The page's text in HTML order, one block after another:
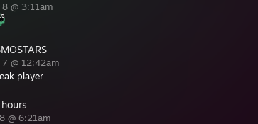
@ 3:11am
@ 12:42am
player
@ 6:21am